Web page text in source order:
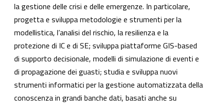
la gestione delle crisi e delle emergenze. In particolare,
progetta e sviluppa metodologie e strumenti per la
modellistica, l’analisi del rischio, la resilienza e la
protezione di IC e di SE; sviluppa piattaforme GIS-based
di supporto decisionale, modelli di simulazione di eventi e
di propagazione dei guasti; studia e sviluppa nuovi
strumenti informatici per la gestione automatizzata della
conoscenza in grandi banche dati, basati anche su